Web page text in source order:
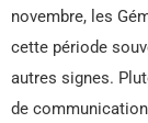
novembre, les
cette période
autres signes.
de